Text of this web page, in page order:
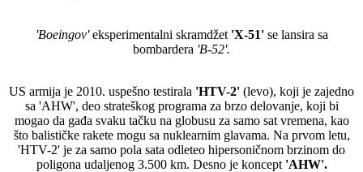
'Boeingov'eksperimentalni skramdžet 'X-51'se lansira sa
bombardera 'B-52'.
US armija je 2010. uspešno testirala 'HTV-2' (levo), koji je zajedno
sa 'AHW', deo strateškog programa za brzo delovanje, koji bi
mogao da gađa svaku tačku na globusu za samo sat vremena, kao
što balističke rakete mogu sa nuklearnim glavama. Na prvom letu,
'HTV-2' je za samo pola sata odleteo hipersoničnom brzinom do
poligona udaljenog 3.500 km. Desno je koncept 'AHW'.